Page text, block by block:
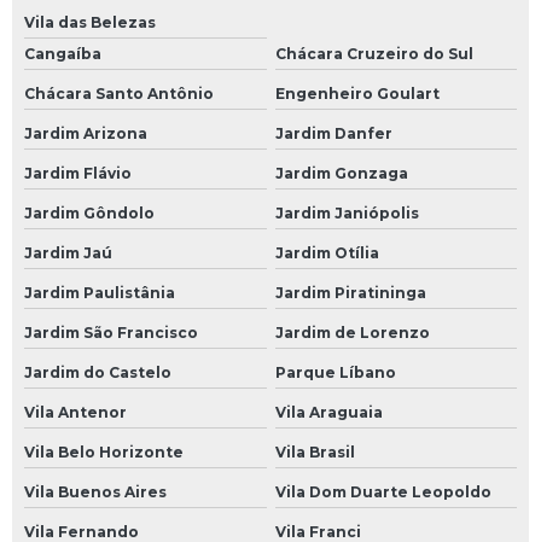
Mecânico Automotivo
Mecânico de Automóveis
Mecânico de Carros
Oficina Mecânica Automotiva
Oficinas Mecânicas
Oficina de Mecânica
Oficina Mecânica
Oficina Mecânica 24 Horas Automotiva
Oficina Mecânica 24h
Oficina Mecânica Alinhamento e Balanceamento
Oficina Mecânica Ar Condicionado
Vila das Belezas
Cangaíba
Chácara Cruzeiro do Sul
Chácara Santo Antônio Engenheiro Goulart
Jardim Arizona Jardim Danfer
Jardim Flávio Jardim Gonzaga
Jardim Gôndolo Jardim Janiópolis
Jardim Jaú Jardim Otília
Jardim Paulistânia Jardim Piratininga
Jardim São Francisco Jardim de Lorenzo
Jardim do Castelo Parque Líbano
Vila Antenor Vila Araguaia
Vila Belo Horizonte Vila Brasil
Vila Buenos Aires Vila Dom Duarte Leopoldo
Vila Fernando Vila Franci